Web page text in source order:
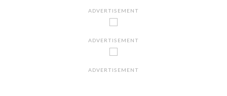
ADVERTISEMENT
ADVERTISEMENT
ADVERTISEMENT